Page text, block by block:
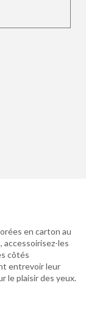
en carton au
les
côtés
entrevoir leur
le plaisir des yeux.